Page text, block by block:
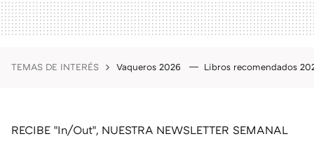
TEMAS DE INTERÉS Vaqueros 2026 Libros recomendados
RECIBE "In/Out", NUESTRA NEWSLETTER SEMANAL